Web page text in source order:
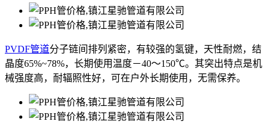
PVDF管道分子链间排列紧密，有较强的氢键，天性耐燃，结
晶度65%~78%，长期使用温度－40～150℃。其突出特点是机
械强度高，耐辐照性好，可在户外长期使用，无需保养。